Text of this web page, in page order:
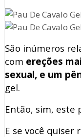
São inúmeros
com ereções
sexual, e um
gel.
Então, sim, este
E se você quiser